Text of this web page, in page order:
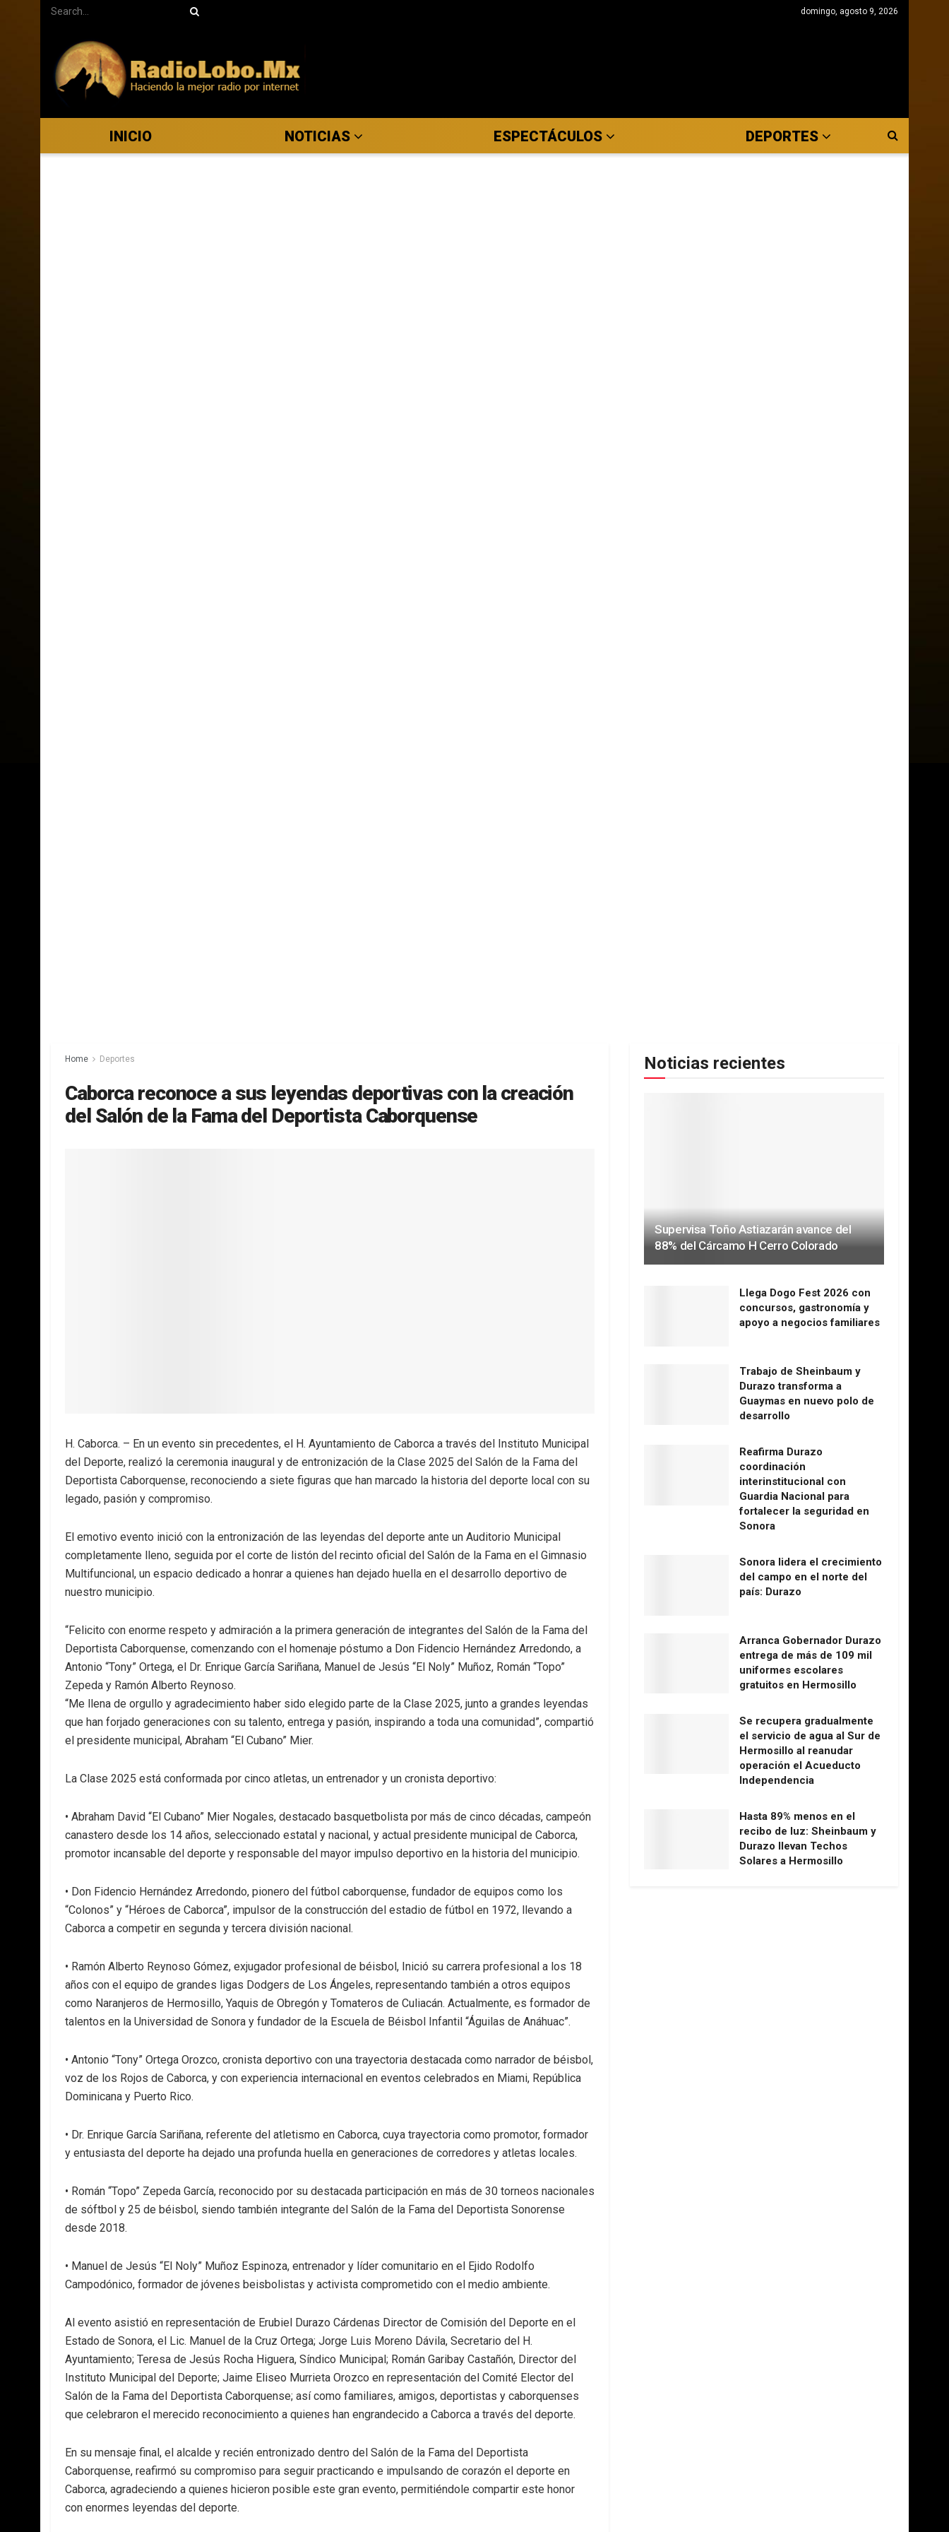
domingo, agosto 9, 2026
INICIO NOTICIAS ESPECTÁCULOS DEPORTES
Home Deportes
Caborca reconoce a sus leyendas deportivas con la creación
del Salón de la Fama del Deportista Caborquense
H. Caborca. – En un evento sin precedentes, el H. Ayuntamiento de Caborca a través del Instituto Municipal
del Deporte, realizó la ceremonia inaugural y de entronización de la Clase 2025 del Salón de la Fama del
Deportista Caborquense, reconociendo a siete figuras que han marcado la historia del deporte local con su
legado, pasión y compromiso.
El emotivo evento inició con la entronización de las leyendas del deporte ante un Auditorio Municipal
completamente lleno, seguida por el corte de listón del recinto oficial del Salón de la Fama en el Gimnasio
Multifuncional, un espacio dedicado a honrar a quienes han dejado huella en el desarrollo deportivo de
nuestro municipio.
“Felicito con enorme respeto y admiración a la primera generación de integrantes del Salón de la Fama del
Deportista Caborquense, comenzando con el homenaje póstumo a Don Fidencio Hernández Arredondo, a
Antonio “Tony” Ortega, el Dr. Enrique García Sariñana, Manuel de Jesús “El Noly” Muñoz, Román “Topo”
Zepeda y Ramón Alberto Reynoso.
“Me llena de orgullo y agradecimiento haber sido elegido parte de la Clase 2025, junto a grandes leyendas
que han forjado generaciones con su talento, entrega y pasión, inspirando a toda una comunidad”, compartió
el presidente municipal, Abraham “El Cubano” Mier.
La Clase 2025 está conformada por cinco atletas, un entrenador y un cronista deportivo:
• Abraham David “El Cubano” Mier Nogales, destacado basquetbolista por más de cinco décadas, campeón
canastero desde los 14 años, seleccionado estatal y nacional, y actual presidente municipal de Caborca,
promotor incansable del deporte y responsable del mayor impulso deportivo en la historia del municipio.
• Don Fidencio Hernández Arredondo, pionero del fútbol caborquense, fundador de equipos como los
“Colonos” y “Héroes de Caborca”, impulsor de la construcción del estadio de fútbol en 1972, llevando a
Caborca a competir en segunda y tercera división nacional.
• Ramón Alberto Reynoso Gómez, exjugador profesional de béisbol, Inició su carrera profesional a los 18
años con el equipo de grandes ligas Dodgers de Los Ángeles, representando también a otros equipos
como Naranjeros de Hermosillo, Yaquis de Obregón y Tomateros de Culiacán. Actualmente, es formador de
talentos en la Universidad de Sonora y fundador de la Escuela de Béisbol Infantil “Águilas de Anáhuac”.
• Antonio “Tony” Ortega Orozco, cronista deportivo con una trayectoria destacada como narrador de béisbol,
voz de los Rojos de Caborca, y con experiencia internacional en eventos celebrados en Miami, República
Dominicana y Puerto Rico.
• Dr. Enrique García Sariñana, referente del atletismo en Caborca, cuya trayectoria como promotor, formador
y entusiasta del deporte ha dejado una profunda huella en generaciones de corredores y atletas locales.
• Román “Topo” Zepeda García, reconocido por su destacada participación en más de 30 torneos nacionales
de sóftbol y 25 de béisbol, siendo también integrante del Salón de la Fama del Deportista Sonorense
desde 2018.
• Manuel de Jesús “El Noly” Muñoz Espinoza, entrenador y líder comunitario en el Ejido Rodolfo
Campodónico, formador de jóvenes beisbolistas y activista comprometido con el medio ambiente.
Al evento asistió en representación de Erubiel Durazo Cárdenas Director de Comisión del Deporte en el
Estado de Sonora, el Lic. Manuel de la Cruz Ortega; Jorge Luis Moreno Dávila, Secretario del H.
Ayuntamiento; Teresa de Jesús Rocha Higuera, Síndico Municipal; Román Garibay Castañón, Director del
Instituto Municipal del Deporte; Jaime Eliseo Murrieta Orozco en representación del Comité Elector del
Salón de la Fama del Deportista Caborquense; así como familiares, amigos, deportistas y caborquenses
que celebraron el merecido reconocimiento a quienes han engrandecido a Caborca a través del deporte.
En su mensaje final, el alcalde y recién entronizado dentro del Salón de la Fama del Deportista
Caborquense, reafirmó su compromiso para seguir practicando e impulsando de corazón el deporte en
Caborca, agradeciendo a quienes hicieron posible este gran evento, permitiéndole compartir este honor
con enormes leyendas del deporte.
Noticias recientes
Supervisa Toño Astiazarán avance del
88% del Cárcamo H Cerro Colorado
Llega Dogo Fest 2026 con
concursos, gastronomía y
apoyo a negocios familiares
Trabajo de Sheinbaum y
Durazo transforma a
Guaymas en nuevo polo de
desarrollo
Reafirma Durazo
coordinación
interinstitucional con
Guardia Nacional para
fortalecer la seguridad en
Sonora
Sonora lidera el crecimiento
del campo en el norte del
país: Durazo
Arranca Gobernador Durazo
entrega de más de 109 mil
uniformes escolares
gratuitos en Hermosillo
Se recupera gradualmente
el servicio de agua al Sur de
Hermosillo al reanudar
operación el Acueducto
Independencia
Hasta 89% menos en el
recibo de luz: Sheinbaum y
Durazo llevan Techos
Solares a Hermosillo